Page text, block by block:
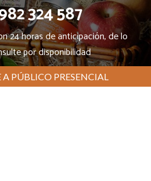
324 587
24 horas de anticipación, de lo
por disponibilidad
PÚBLICO PRESENCIAL